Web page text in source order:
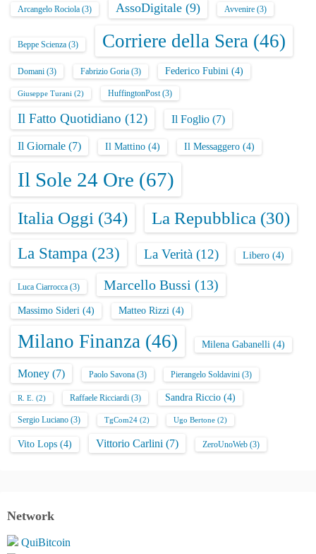
Arcangelo Rociola (3) AssoDigitale (9) Avvenire (3)
Beppe Scienza (3) Corriere della Sera (46)
Domani (3) Fabrizio Goria (3) Federico Fubini (4)
Giuseppe Turani (2) HuffingtonPost(3)
Il Fatto Quotidiano (12) Il Foglio (7)
Il Giornale (7) Il Mattino (4) Il Messaggero (4)
Il Sole 24 Ore (67)
Italia Oggi (34) La Repubblica (30)
La Stampa (23) La Verità (12) Libero (4)
Luca Ciarrocca (3) Marcello Bussi (13)
Massimo Sideri (4) Matteo Rizzi (4)
Milano Finanza (46) Milena Gabanelli (4)
Money (7) Paolo Savona (3) Pierangelo Soldavini (3)
R. E. (2) Raffaele Ricciardi (3) Sandra Riccio (4)
Sergio Luciano (3) TgCom24 (2) Ugo Bertone (2)
Vito Lops (4) Vittorio Carlini (7) ZeroUnoWeb (3)
Network
QuiBitcoin